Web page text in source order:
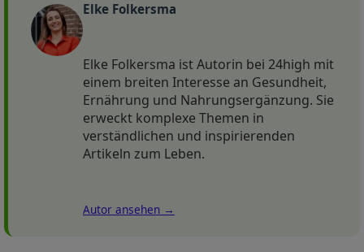
Elke Folkersma
Elke Folkersma ist Autorin bei 24high mit
einem breiten Interesse an Gesundheit,
Ernährung und Nahrungsergänzung. Sie
erweckt komplexe Themen in
verständlichen und inspirierenden
Artikeln zum Leben.
Autor ansehen →